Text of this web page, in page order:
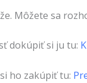
Môžete sa
dokúpiť si ju tu:
ho zakúpiť tu: